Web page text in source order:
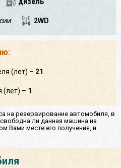
дизель
2WD
(лет) – 21
(лет) – 1
на резервирование автомобиля, в
ли данная машина на
Вами месте его получения, и